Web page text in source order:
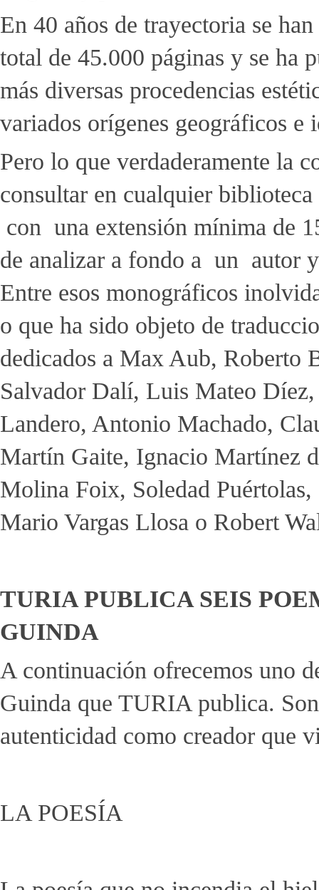
En 40 años de trayectoria se
total de 45.000 páginas y se ha
más diversas procedencias
variados orígenes geográficos
Pero lo que verdaderamente la
consultar en cualquier
con una extensión mínima de
de analizar a fondo a un autor
Entre esos monográficos
o que ha sido objeto de
dedicados a Max Aub, Roberto
Salvador Dalí, Luis Mateo
Landero, Antonio Machado,
Martín Gaite, Ignacio Martínez
Molina Foix, Soledad
Mario Vargas Llosa o Robert
TURIA PUBLICA SEIS
GUINDA
A continuación ofrecemos uno
Guinda que TURIA publica.
autenticidad como creador que
LA POESÍA